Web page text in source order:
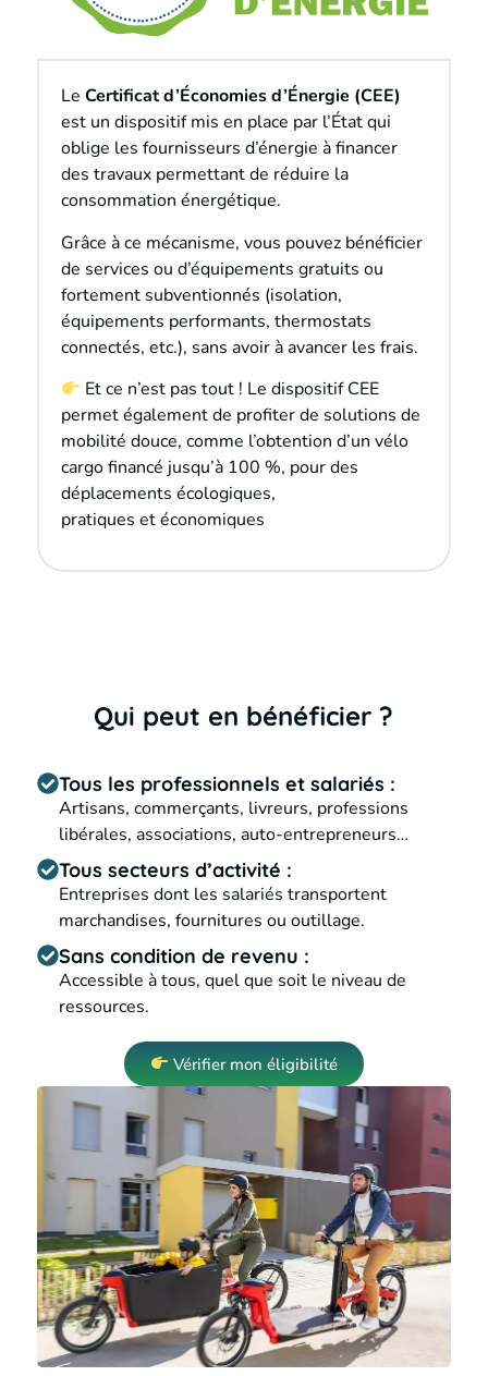
Le Certificat d’Économies d’Énergie (CEE)
est un dispositif mis en place par l’État qui
oblige les fournisseurs d’énergie à financer
des travaux permettant de réduire la
consommation énergétique.
Grâce à ce mécanisme, vous pouvez bénéficier
de services ou d’équipements gratuits ou
fortement subventionnés (isolation,
équipements performants, thermostats
connectés, etc.), sans avoir à avancer les frais.
Et ce n’est pas tout ! Le dispositif CEE
permet également de profiter de solutions de
mobilité douce, comme l’obtention d’un vélo
cargo financé jusqu’à 100 %, pour des
déplacements écologiques,
pratiques et économiques
Qui peut en bénéficier ?
Tous les professionnels et salariés :
Artisans, commerçants, livreurs, professions
libérales, associations, auto-entrepreneurs…
Tous secteurs d’activité :
Entreprises dont les salariés transportent
marchandises, fournitures ou outillage.
Sans condition de revenu :
Accessible à tous, quel que soit le niveau de
ressources.
Vérifier mon éligibilité